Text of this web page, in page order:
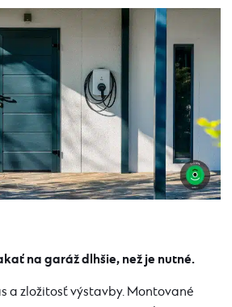
na garáž dlhšie, než je nutné.
a zložitosť výstavby. Montované